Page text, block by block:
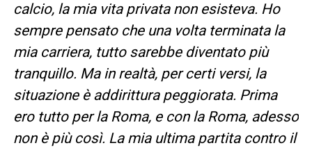
calcio, la mia vita privata non esisteva. Ho
sempre pensato che una volta terminata la
mia carriera, tutto sarebbe diventato più
tranquillo. Ma in realtà, per certi versi, la
situazione è addirittura peggiorata. Prima
ero tutto per la Roma, e con la Roma, adesso
non è più così. La mia ultima partita contro il